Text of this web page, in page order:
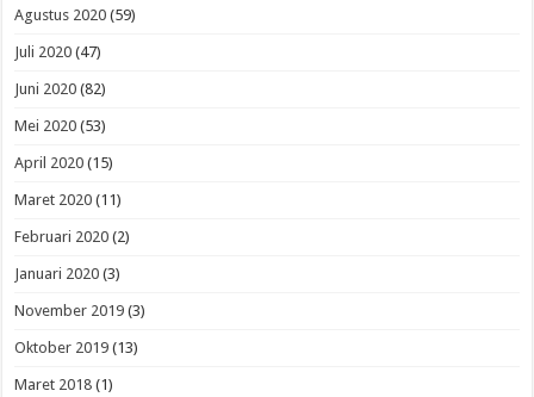
Agustus 2020 (59)
Juli 2020 (47)
Juni 2020 (82)
Mei 2020 (53)
April 2020 (15)
Maret 2020 (11)
Februari 2020 (2)
Januari 2020 (3)
November 2019 (3)
Oktober 2019 (13)
Maret 2018 (1)